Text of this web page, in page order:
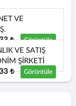
VE
₺
Görüntüle
VE SATIŞ
ŞİRKETİ
₺
Görüntüle